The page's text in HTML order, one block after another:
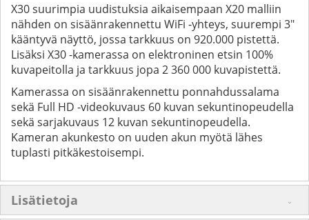
X30 suurimpia uudistuksia aikaisempaan X20 malliin
nähden on sisäänrakennettu WiFi -yhteys, suurempi 3"
kääntyvä näyttö, jossa tarkkuus on 920.000 pistettä.
Lisäksi X30 -kamerassa on elektroninen etsin 100%
kuvapeitolla ja tarkkuus jopa 2 360 000 kuvapistettä.
Kamerassa on sisäänrakennettu ponnahdussalama
sekä Full HD -videokuvaus 60 kuvan sekuntinopeudella
sekä sarjakuvaus 12 kuvan sekuntinopeudella.
Kameran akunkesto on uuden akun myötä lähes
tuplasti pitkäkestoisempi.
Lisätietoja